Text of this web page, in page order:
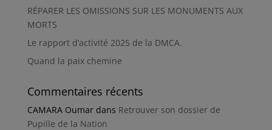
RÉPARER LES OMISSIONS SUR LES MONUMENTS AUX
MORTS
Le rapport d’activité 2025 de la DMCA.
Quand la paix chemine
Commentaires récents
CAMARA Oumardans Retrouver son dossier de
Pupille de la Nation